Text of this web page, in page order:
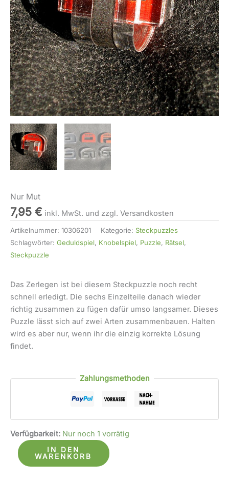
Nur Mut
7,95 € inkl. MwSt. und zzgl. Versandkosten
Artikelnummer: 10306201 Kategorie: Steckpuzzles
Schlagwörter: Geduldspiel, Knobelspiel, Puzzle, Rätsel,
Steckpuzzle
Das Zerlegen ist bei diesem Steckpuzzle noch recht
schnell erledigt. Die sechs Einzelteile danach wieder
richtig zusammen zu fügen dafür umso langsamer. Dieses
Puzzle lässt sich auf zwei Arten zusammenbauen. Halten
wird es aber nur, wenn ihr die einzig korrekte Lösung
findet.
Zahlungsmethoden
Verfügbarkeit: Nur noch 1 vorrätig
IN DEN
WARENKORB